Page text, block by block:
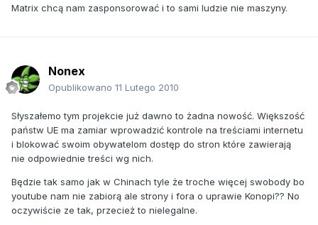
napisz na borys@musielak.eu przesyłając logo
telefoniczną (+48795158581).
Matrix chcą nam zasponsorować i to sami ludzie nie maszyny.
Nonex
Opublikowano 11 Lutego 2010
Słyszałemo tym projekcie już dawno to żadna nowość. Większość
państw UE ma zamiar wprowadzić kontrole na treściami internetu
i blokować swoim obywatelom dostęp do stron które zawierają
nie odpowiednie treści wg nich.
Będzie tak samo jak w Chinach tyle że troche więcej swobody bo
youtube nam nie zabiorą ale strony i fora o uprawie Konopi?? No
oczywiście ze tak, przecież to nielegalne.